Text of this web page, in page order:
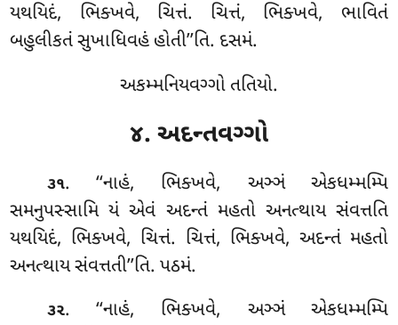
યથયિદં, ભિક્ખવે, ચિત્તં. ચિત્તં, ભિક્ખવે, ભાવિતં
બહુલીકતં સુખાધિવહં હોતી’’તિ. દસમં.
અકમ્મનિયવગ્ગો તતિયો.
૪. અદન્તવગ્ગો
૩૧. ‘‘નાહં, ભિક્ખવે, અઞ્ઞં એકધમ્મમ્પિ
સમનુપસ્સામિ યં એવં અદન્તં મહતો અનત્થાય સંવત્તતિ
યથયિદં, ભિક્ખવે, ચિત્તં. ચિત્તં, ભિક્ખવે, અદન્તં મહતો
અનત્થાય સંવત્તતી’’તિ. પઠમં.
૩૨. ‘‘નાહં, ભિક્ખવે, અઞ્ઞં એકધમ્મમ્પિ